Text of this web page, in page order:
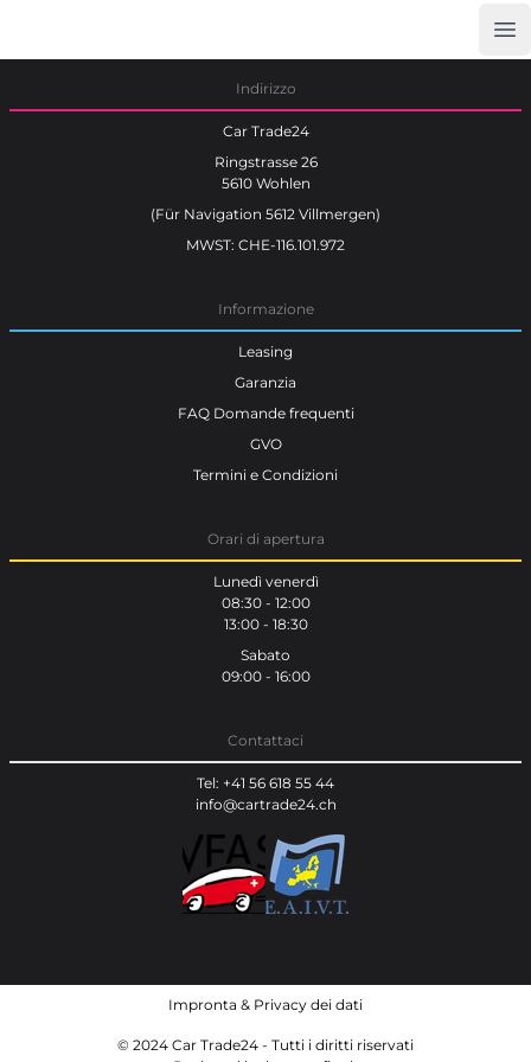
Indirizzo
Car Trade24
Ringstrasse 26
5610 Wohlen
(Für Navigation 5612 Villmergen)
MWST: CHE-116.101.972
Informazione
Leasing
Garanzia
FAQ Domande frequenti
GVO
Termini e Condizioni
Orari di apertura
Lunedì venerdì
08:30 - 12:00
13:00 - 18:30
Sabato
09:00 - 16:00
Contattaci
Tel: +41 56 618 55 44
info@cartrade24.ch
Impronta & Privacy dei dati
© 2024 Car Trade24 - Tutti i diritti riservati